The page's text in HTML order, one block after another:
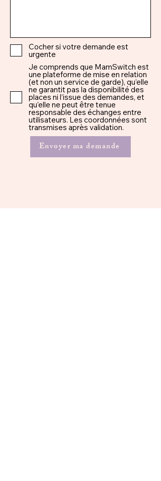
Cocher si votre demande est
urgente
Je comprends que MamSwitch est
une plateforme de mise en relation
(et non un service de garde), qu’elle
ne garantit pas la disponibilité des
places ni l’issue des demandes, et
qu’elle ne peut être tenue
responsable des échanges entre
utilisateurs. Les coordonnées sont
transmises après validation.
Envoyer ma demande